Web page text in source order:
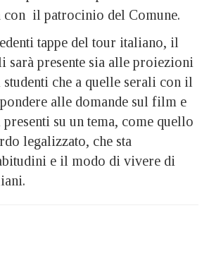
con il patrocinio del Comune.
tappe del tour italiano, il
sarà presente sia alle proiezioni
che a quelle serali con il
alle domande sul film e
su un tema, come quello
legalizzato, che sta
e il modo di vivere di